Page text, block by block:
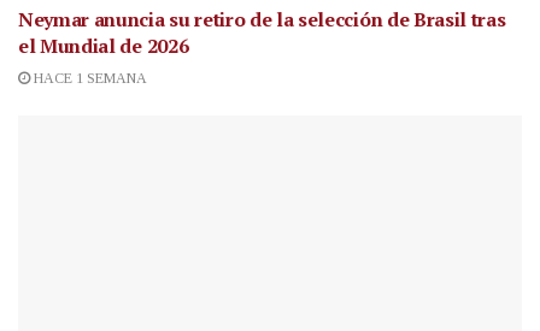
Neymar anuncia su retiro de la selección de Brasil tras
el Mundial de 2026
HACE 1 SEMANA